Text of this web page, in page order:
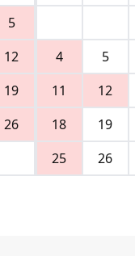
5
12
19
26
4
5
11
12
18
19
25
26